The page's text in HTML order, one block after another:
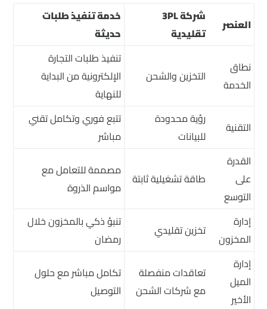
العنصر
شركة 3PL
تقليدية
خدمة تنفيذ طلبات
حديثة
نطاق
الخدمة
التخزين والشحن
تنفيذ طلبات التجارة
الإلكترونية من البداية
للنهاية
التقنية
رؤية محدودة
للبيانات
تتبع فوري وتكامل تقني
مباشر
القدرة
على
التوسع
طاقة تشغيلية ثابتة
مصممة للتعامل مع
مواسم الذروة
إدارة
المخزون
تخزين تقليدي
تنبؤ ذكي بالمخزون خلال
رمضان
إدارة
الميل
الأخير
تعاقدات منفصلة
مع شركات الشحن
تكامل مباشر مع حلول
التوصيل